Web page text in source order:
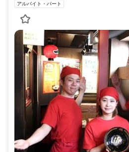
アルバイト・パート